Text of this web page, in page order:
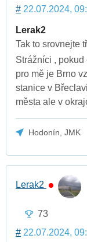
# 22.07.2024,
Lerak2
Tak to srovnejte
Strážníci , pokud
pro mě je Brno
stanice v
města ale v
Hodonín, JMK
Lerak2
73
# 22.07.2024,